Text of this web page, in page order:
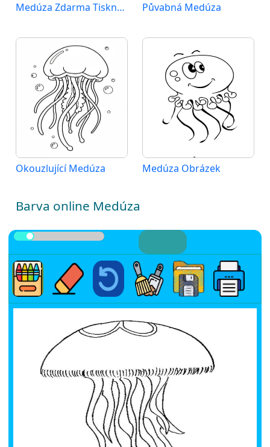
Medúza Zdarma Tisknutelná Půvabná Medúza
Okouzlující Medúza Medúza Obrázek
Barva online Medúza